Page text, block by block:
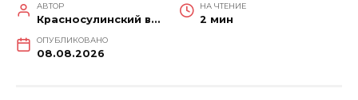
АВТОР
Красносулинский вестник
НА ЧТЕНИЕ
2 мин
ОПУБЛИКОВАНО
08.08.2026